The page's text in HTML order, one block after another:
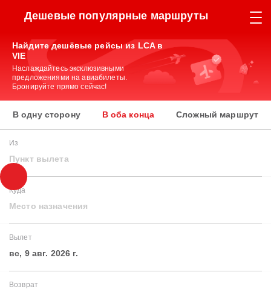
Дешевые популярные маршруты
Найдите дешёвые рейсы из LCA в
VIE
Наслаждайтесь эксклюзивными
предложениями на авиабилеты.
Бронируйте прямо сейчас!
В одну сторону В оба конца Сложный маршрут
Из
Пункт вылета
Куда
Место назначения
Вылет
вс, 9 авг. 2026 г.
Возврат